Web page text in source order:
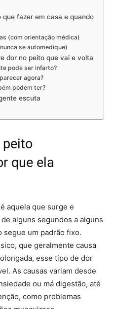
fazer em casa e quando
(com orientação médica)
se automedique)
dor no peito que vai e volta
pode ser infarto?
agora?
podem ter?
escuta
peito
que ela
é aquela que surge e
alguns segundos a alguns
segue um padrão fixo.
que geralmente causa
esse tipo de dor
As causas variam desde
ou má digestão, até
como problemas